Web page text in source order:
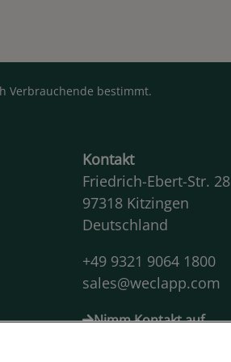
Verbrauchende bestimmt.
Kontakt
Friedrich-Ebert-Str. 28
97318 Kitzingen
Deutschland
+49 9321 9064 1800
sales@weclapp.com
Nimm Kontakt auf